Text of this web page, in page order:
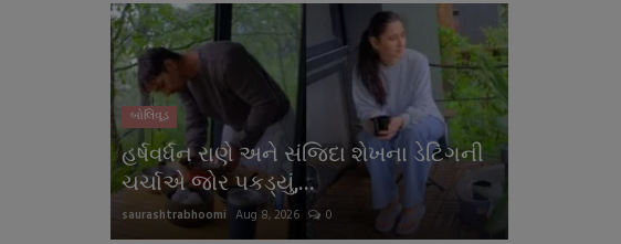
બોલિવૂડ
હર્ષવર્ધન રાણે અને સંજિદા શેખના ડેટિંગની
ચર્ચાએ જોર પકડ્યું,...
saurashtrabhoomi Aug 8, 2026 0